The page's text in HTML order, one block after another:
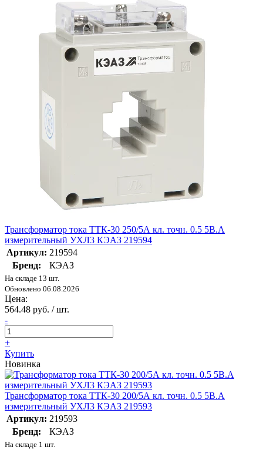
Трансформатор тока ТТК-30 250/5А кл. точн. 0.5 5В.А
измерительный УХЛ3 КЭАЗ 219594
Артикул: 219594
Бренд:
КЭАЗ
На складе 13 шт.
Обновлено 06.08.2026
Цена:
564.48 руб. / шт.
-
+
Купить
Новинка
Трансформатор тока ТТК-30 200/5А кл. точн. 0.5 5В.А
измерительный УХЛ3 КЭАЗ 219593
Артикул: 219593
Бренд:
КЭАЗ
На складе 1 шт.